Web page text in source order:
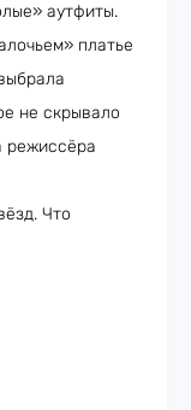
аутфиты.
платье
не скрывало
режиссёра
Что